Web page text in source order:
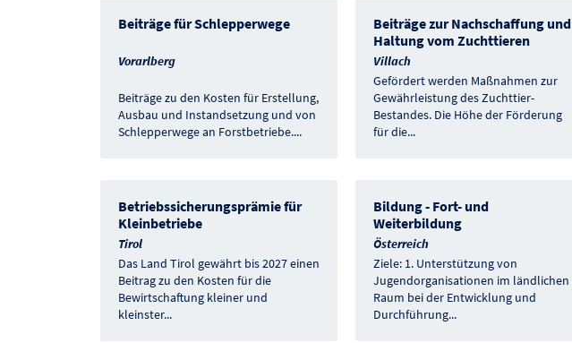
Beiträge für Schlepperwege
Vorarlberg
Beiträge zu den Kosten für Erstellung,
Ausbau und Instandsetzung und von
Schlepperwege an Forstbetriebe....
Beiträge zur Nachschaffung und
Haltung vom Zuchttieren
Villach
Gefördert werden Maßnahmen zur
Gewährleistung des Zuchttier-
Bestandes. Die Höhe der Förderung
für die...
Betriebssicherungsprämie für
Kleinbetriebe
Tirol
Das Land Tirol gewährt bis 2027 einen
Beitrag zu den Kosten für die
Bewirtschaftung kleiner und
kleinster...
Bildung - Fort- und
Weiterbildung
Österreich
Ziele: 1. Unterstützung von
Jugendorganisationen im ländlichen
Raum bei der Entwicklung und
Durchführung...